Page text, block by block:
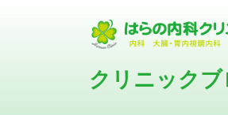
クリニック